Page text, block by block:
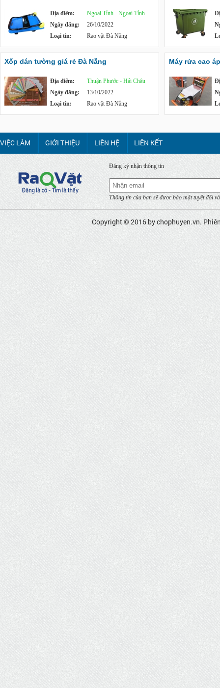
Địa điểm:
Ngoại Tỉnh - Ngoại Tỉnh
Ngày đăng:
26/10/2022
Loại tin:
Rao vặt Đà Nẵng
Xốp dán tường giá rẻ Đà Nẵng
Địa điểm:
Thuận Phước - Hải Châu
Ngày đăng:
13/10/2022
Loại tin:
Rao vặt Đà Nẵng
Máy rửa cao
VIỆC LÀM GIỚI THIỆU LIÊN HỆ LIÊN KẾT
Đăng ký nhận thông tin
Thông tin của bạn sẽ được bảo mật tuyệt đối
Copyright © 2016 bychophuyen.vn.